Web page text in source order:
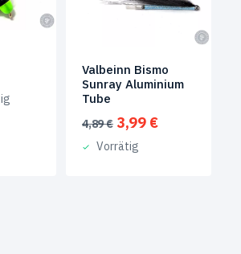
Valbeinn Bismo
Sunray Aluminium
Tube
4,89€ Ursprünglicher
Preis
war:
3,99 €Aktueller
Vorrätig